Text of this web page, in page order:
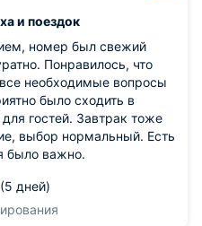
и поездок
номер был свежий
Понравилось, что
необходимые вопросы
было сходить в
гостей. Завтрак тоже
выбор нормальный. Есть
было важно.
дней)